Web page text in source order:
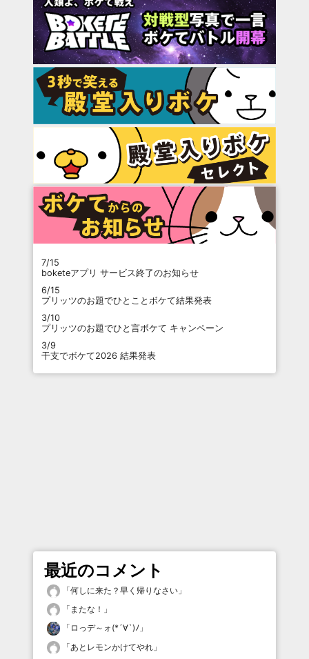
7/15
boketeアプリ サービス終了のお知らせ
6/15
プリッツのお題でひとことボケて結果発表
3/10
プリッツのお題でひと言ボケて キャンペーン
3/9
干支でボケて2026 結果発表
最近のコメント
「何しに来た？早く帰りなさい 」
「 またな！ 」
「 ロっデ～ォ(*´∀`)ﾉ 」
「あとレモンかけてやれ 」